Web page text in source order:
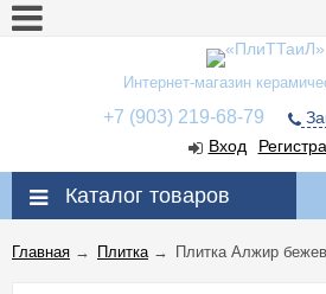
Интернет-магазин
+7 (903) 219-68-79
Вход
Каталог товаров
Главная → Плитка→ Плитка Алжир